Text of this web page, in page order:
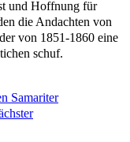
und Hoffnung für
die Andachten von
von 1851-1860 eine
schuf.
Samariter